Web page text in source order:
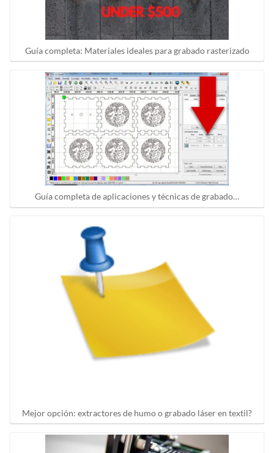
Guía completa: Materiales ideales para grabado rasterizado
Guía completa de aplicaciones y técnicas de grabado…
Mejor opción: extractores de humo o grabado láser en textil?